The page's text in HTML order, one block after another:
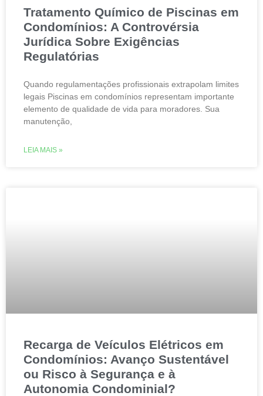
Tratamento Químico de Piscinas em
Condomínios: A Controvérsia
Jurídica Sobre Exigências
Regulatórias
Quando regulamentações profissionais extrapolam limites
legais Piscinas em condomínios representam importante
elemento de qualidade de vida para moradores. Sua
manutenção,
LEIA MAIS »
Recarga de Veículos Elétricos em
Condomínios: Avanço Sustentável
ou Risco à Segurança e à
Autonomia Condominial?